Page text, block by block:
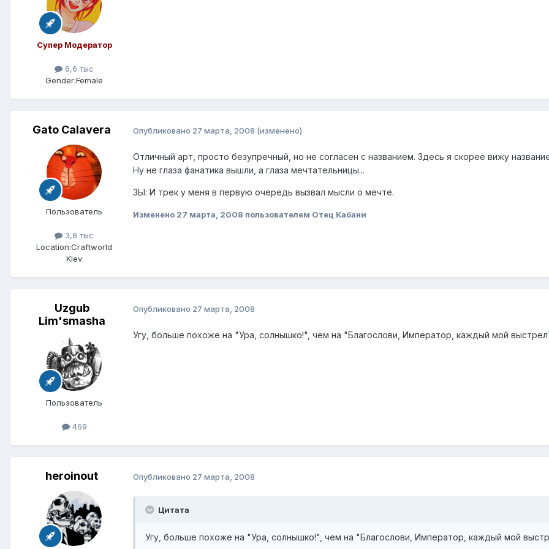
Супер Модератор
6,6 тыс
Gender:Female
Gato Calavera
Пользователь
3,8 тыс
Location:Craftworld
Kiev
Опубликовано 27 марта, 2008 (изменено)
Отличный арт, просто безупречный, но не согласен с названием. Здесь я скорее вижу
Ну не глаза фанатика вышли, а глаза мечтательницы...
ЗЫ: И трек у меня в первую очередь вызвал мысли о мечте.
Изменено 27 марта, 2008 пользователем Отец Кабани
Uzgub
Lim'smasha
Пользователь
469
Опубликовано 27 марта, 2008
Угу, больше похоже на "Ура, солнышко!", чем на "Благослови, Император, каждый мой
heroinout Опубликовано 27 марта, 2008
Цитата
Угу, больше похоже на "Ура, солнышко!", чем на "Благослови, Император, каждый мой